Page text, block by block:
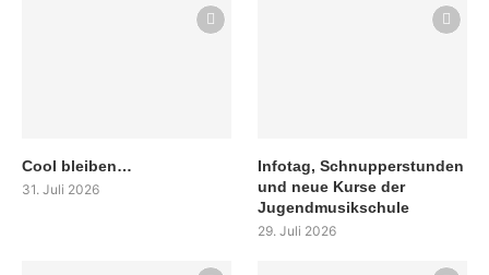
Cool bleiben…
31. Juli 2026
Infotag, Schnupperstunden
und neue Kurse der
Jugendmusikschule
29. Juli 2026